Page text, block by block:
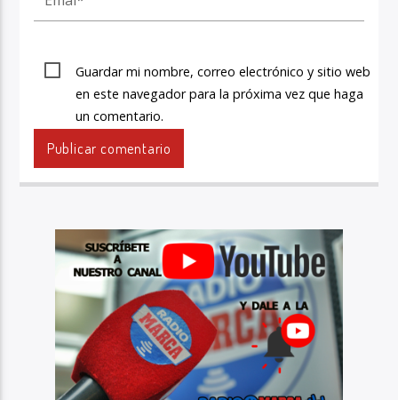
Guardar mi nombre, correo electrónico y sitio web
en este navegador para la próxima vez que haga
un comentario.